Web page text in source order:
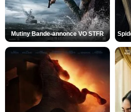
Mutiny Bande-annonce VO STFR